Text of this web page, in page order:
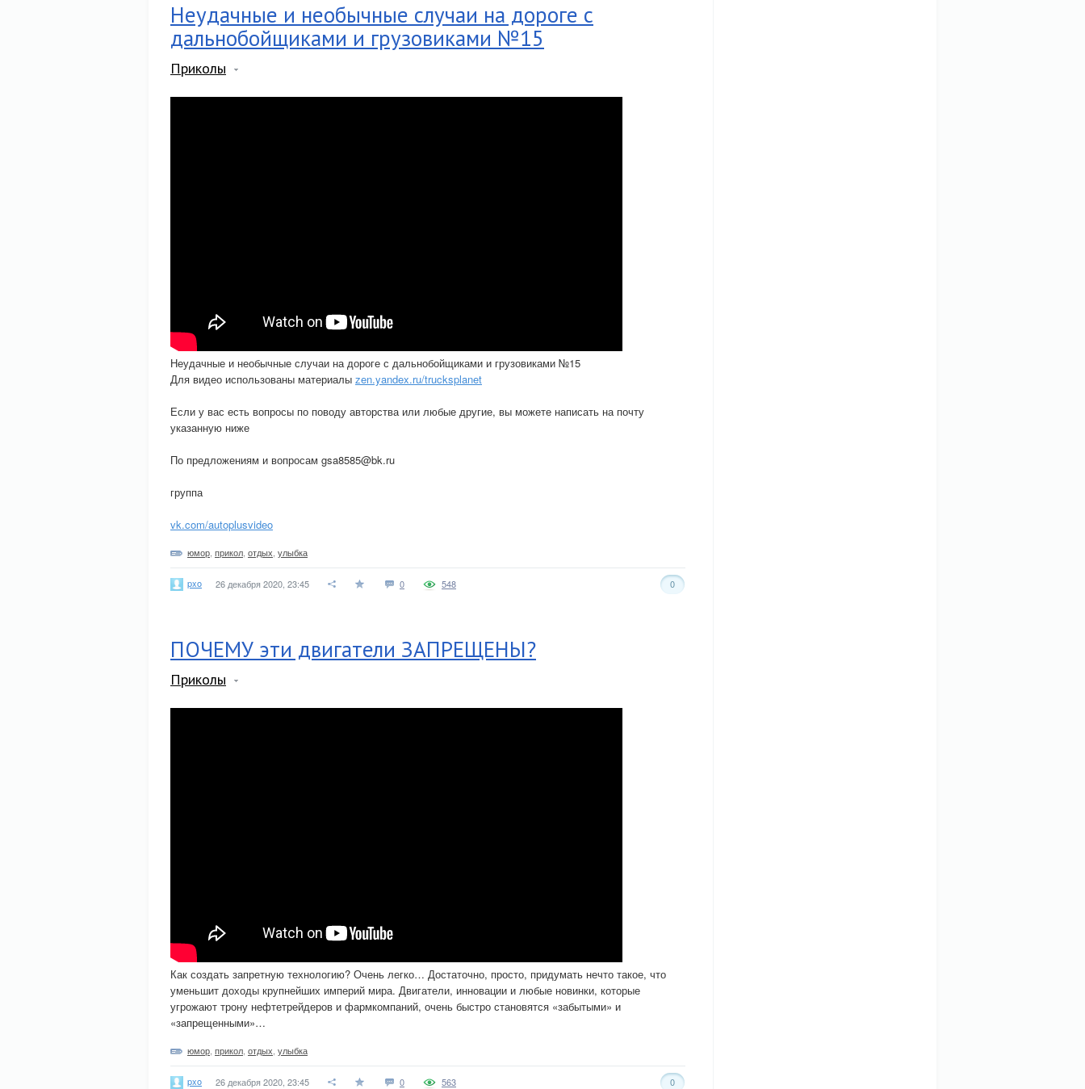
Неудачные и необычные случаи на дороге с
дальнобойщиками и грузовиками №15
Приколы
Неудачные и необычные случаи на дороге с дальнобойщиками и грузовиками №15
Для видео использованы материалы zen.yandex.ru/trucksplanet
Если у вас есть вопросы по поводу авторства или любые другие, вы можете написать на почту
указанную ниже
По предложениям и вопросам gsa8585@bk.ru
группа
vk.com/autoplusvideo
юмор прикол отдых улыбка
pxo 26 декабря 2020, 23:45 0 0
548
ПОЧЕМУ эти двигатели ЗАПРЕЩЕНЫ?
Приколы
Как создать запретную технологию? Очень легко… Достаточно, просто, придумать нечто такое, что
уменьшит доходы крупнейших империй мира. Двигатели, инновации и любые новинки, которые
угрожают трону нефтетрейдеров и фармкомпаний, очень быстро становятся «забытыми» и
«запрещенными»…
юмор прикол отдых улыбка
pxo 26 декабря 2020, 23:45 0 0
563